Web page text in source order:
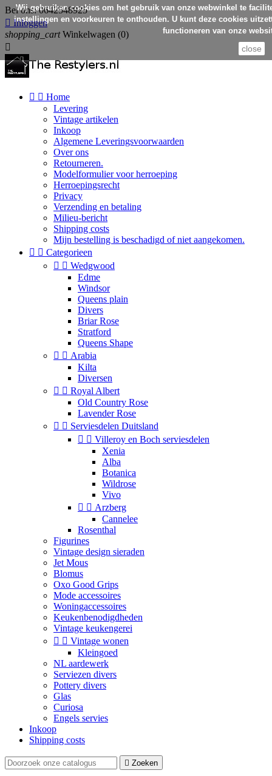
Bel ons:0642548925
 Inloggen
shopping_cart Winkelwagen (0)

  Home
Levering
Vintage artikelen
Inkoop
Algemene Leveringsvoorwaarden
Over ons
Retourneren.
Modelformulier voor herroeping
Herroepingsrecht
Privacy
Verzending en betaling
Milieu-bericht
Shipping costs
Mijn bestelling is beschadigd of niet aangekomen.
  Categorieen
  Wedgwood
Edme
Windsor
Queens plain
Divers
Briar Rose
Stratford
Queens Shape
  Arabia
Kilta
Diversen
  Royal Albert
Old Country Rose
Lavender Rose
  Serviesdelen Duitsland
  Villeroy en Boch serviesdelen
Xenia
Alba
Botanica
Wildrose
Vivo
  Arzberg
Cannelee
Rosenthal
Figurines
Vintage design sieraden
Jet Mous
Blomus
Oxo Good Grips
Mode accessoires
Woningaccessoires
Keukenbenodigdheden
Vintage keukengerei
  Vintage wonen
Kleingoed
NL aardewerk
Serviezen divers
Pottery divers
Glas
Curiosa
Engels servies
Inkoop
Shipping costs
 Zoeken
Wij gebruiken cookies om het gebruik van onze webwinkel te
instellingen en voorkeuren te onthouden. U kunt deze cookies
functioneren van onze
close